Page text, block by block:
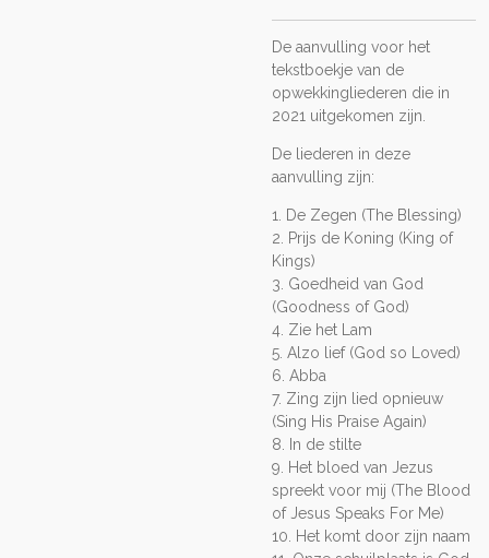
De aanvulling voor het
tekstboekje van de
opwekkingliederen die in
2021 uitgekomen zijn.
De liederen in deze
aanvulling zijn:
1. De Zegen (The Blessing)
2. Prijs de Koning (King of
Kings)
3. Goedheid van God
(Goodness of God)
4. Zie het Lam
5. Alzo lief (God so Loved)
6. Abba
7. Zing zijn lied opnieuw
(Sing His Praise Again)
8. In de stilte
9. Het bloed van Jezus
spreekt voor mij (The Blood
of Jesus Speaks For Me)
10. Het komt door zijn naam